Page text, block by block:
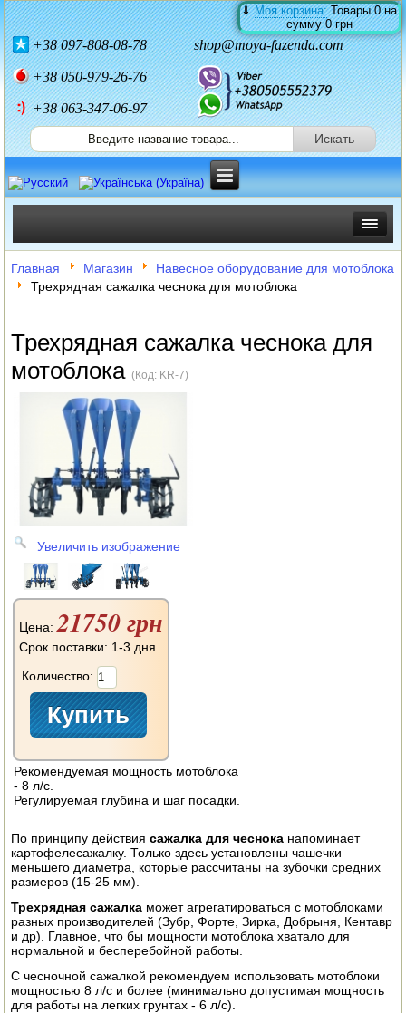
⇓Моя корзина:Товары0на
сумму0 грн
+38097-808-08-78 shop@moya-fazenda.com
+38050-979-26-76
+38 063-347-06-97
ИНКУБАТОРЫ
ЗЕРНОДРОБИЛКИ
КОРМОРЕЗКИ
СОЛОМОРЕЗКИ
АВТОКЛАВЫ
ДЛЯ ОГОРОДА
НАВЕСНОЕ ДЛЯ МОТОБЛОКОВ
СЫРОВАРНИ
ШИНКОВКИ
ДЛЯ ДОМА И САДА
ОБОГРЕВАТЕЛИ
ДРОВОКОЛЫ
ГАЗОВЫЕ БАЛЛОНЫ
НАСТОЛЬНЫЕ ПЛИТЫ
ЭЛЕКТРО И БЕНЗО ИНСТРУМЕНТ
ОПРЫСКИВАТЕЛИ
ЭЛЕКТРО ШАШЛЫЧНИЦЫ
СОКОВЫЖИМАЛКИ
СУШИЛКИ ПРОДУКТОВ
Главная Магазин
Навесное оборудование для мотоблока
Трехрядная сажалка чеснока для мотоблока
Трехрядная сажалка чеснока для
мотоблока(Код: KR-7)
Увеличить изображение
Цена:21750 грн
Срок поставки: 1-3 дня
Количество:
Рекомендуемая мощность мотоблока
- 8 л/с.
Регулируемая глубина и шаг посадки.
По принципу действиясажалка для чеснока напоминает
картофелесажалку. Только здесь установлены чашечки
меньшего диаметра, которые рассчитаны на зубочки средних
размеров (15-25 мм).
Трехрядная сажалка может агрегатироваться с мотоблоками
разных производителей (Зубр, Форте, Зирка, Добрыня, Кентавр
и др). Главное, что бы мощности мотоблока хватало для
нормальной и бесперебойной работы.
С чесночной сажалкой рекомендуем использовать мотоблоки
мощностью 8 л/с и более (минимально допустимая мощность
для работы на легких грунтах - 6 л/с).